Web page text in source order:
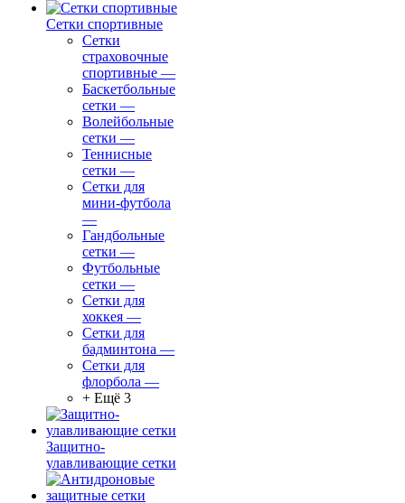
Сетки спортивные
Сетки
страховочные
спортивные —
Баскетбольные
сетки —
Волейбольные
сетки —
Теннисные
сетки —
Сетки для
мини-футбола
—
Гандбольные
сетки —
Футбольные
сетки —
Сетки для
хоккея —
Сетки для
бадминтона —
Сетки для
флорбола —
+ Ещё 3
Защитно-
улавливающие сетки